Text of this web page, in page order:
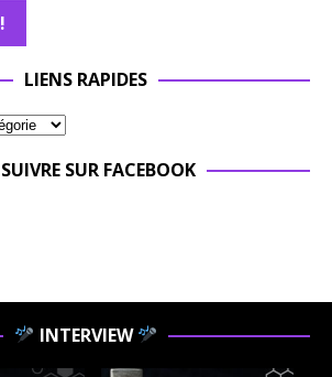
LIENS RAPIDES
SUIVRE SUR FACEBOOK
INTERVIEW